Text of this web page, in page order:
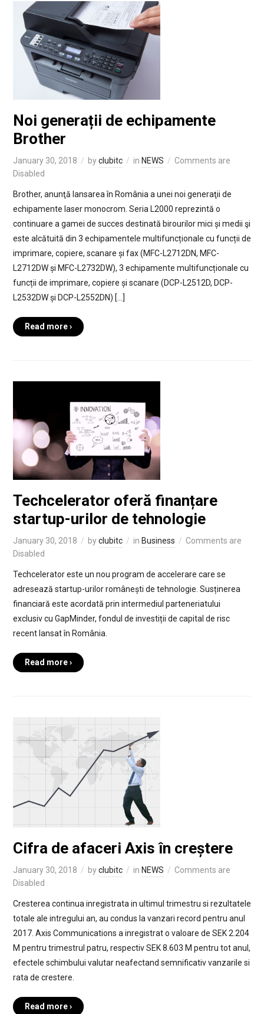
Noi generații de echipamente
Brother
January 30, 2018 byclubitc in NEWS
Comments are
Disabled
Brother, anunţă lansarea în România a unei noi generaţii de
echipamente laser monocrom. Seria L2000 reprezintă o
continuare a gamei de succes destinată birourilor mici și medii şi
este alcătuită din 3 echipamentele multifuncționale cu funcții de
imprimare, copiere, scanare și fax (MFC-L2712DN, MFC-
L2712DW și MFC-L2732DW), 3 echipamente multifuncționale cu
funcții de imprimare, copiere și scanare (DCP-L2512D, DCP-
L2532DW și DCP-L2552DN) […]
Read more ›
Techcelerator oferă finanțare
startup-urilor de tehnologie
January 30, 2018 byclubitc in Business
Comments are
Disabled
Techcelerator este un nou program de accelerare care se
adresează startup-urilor românești de tehnologie. Susținerea
financiară este acordată prin intermediul parteneriatului
exclusiv cu GapMinder, fondul de investiții de capital de risc
recent lansat în România.
Read more ›
Cifra de afaceri Axis în creștere
January 30, 2018 byclubitc in NEWS
Comments are
Disabled
Cresterea continua inregistrata in ultimul trimestru si rezultatele
totale ale intregului an, au condus la vanzari record pentru anul
2017. Axis Communications a inregistrat o valoare de SEK 2.204
M pentru trimestrul patru, respectiv SEK 8.603 M pentru tot anul,
efectele schimbului valutar neafectand semnificativ vanzarile si
rata de crestere.
Read more ›